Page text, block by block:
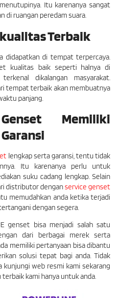
Itu karenanya sangat
di ruangan peredam suara.
Terbaik
didapatkan di tempat terpercaya.
kualitas baik seperti halnya di
dikalangan masyarakat.
tempat terbaik akan membuatnya
panjang.
Memiliki
lengkap serta garansi, tentu tidak
Itu karenanya perlu untuk
suku cadang lengkap. Selain
distributor denganservice genset
memudahkan anda ketika terjadi
dengan segera.
genset bisa menjadi salah satu
dari berbagai merek serta
memiliki pertanyaan bisa dibantu
solusi tepat bagi anda. Tidak
kunjungi web resmi kami sekarang
kami hanya untuk anda.